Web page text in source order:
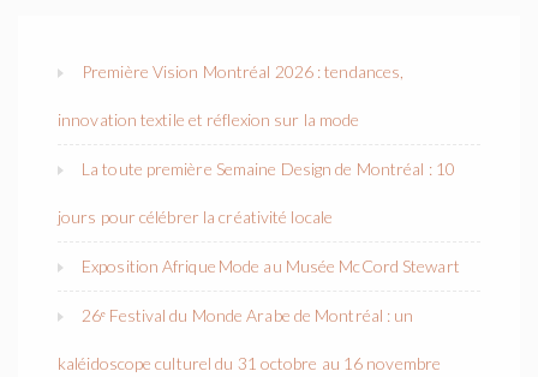
Première Vision Montréal 2026 : tendances,
innovation textile et réflexion sur la mode
La toute première Semaine Design de Montréal : 10
jours pour célébrer la créativité locale
Exposition Afrique Mode au Musée McCord Stewart
26ᵉ Festival du Monde Arabe de Montréal : un
kaléidoscope culturel du 31 octobre au 16 novembre